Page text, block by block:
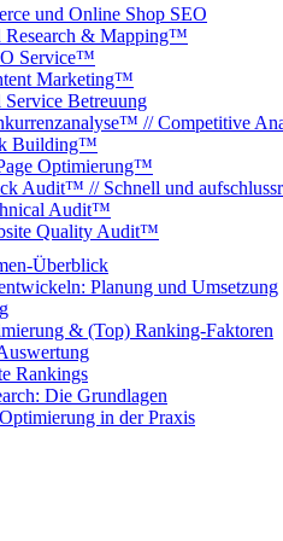
und Online Shop SEO
Research & Mapping™
Service™
Marketing™
Betreuung
// Competitive
Building™
Optimierung™
Audit™ // Schnell und
Audit™
Quality Audit™
Überblick
Planung und Umsetzung
& (Top) Ranking-Faktoren
Rankings
Die Grundlagen
in der Praxis